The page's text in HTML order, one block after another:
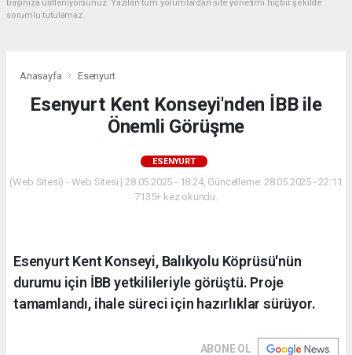
başınıza üstleniyorsunuz. Yazılan tüm yorumlardan site yönetimi hiçbir şekilde
sorumlu tutulamaz.
Anasayfa Esenyurt
Esenyurt Kent Konseyi'nden İBB ile
Önemli Görüşme
ESENYURT
(Web Sitesi) - Web Sitesi | 28.05.2025 - 18:24, Güncelleme: 28.05.2025 - 22:11
7135+ kez okundu.
Esenyurt Kent Konseyi, Balıkyolu Köprüsü'nün
durumu için İBB yetkilileriyle görüştü. Proje
tamamlandı, ihale süreci için hazırlıklar sürüyor.
ABONE OL